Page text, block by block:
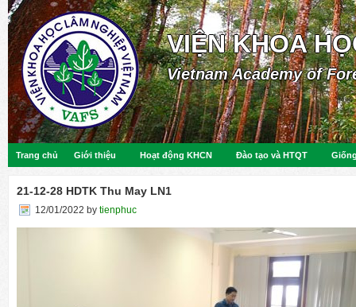
VIỆN KHOA
Vietnam Academy of
Trang chủ Giới thiệu Hoạt động KHCN Đào tạo và HTQT
21-12-28 HDTK Thu May LN1
12/01/2022 by tienphuc